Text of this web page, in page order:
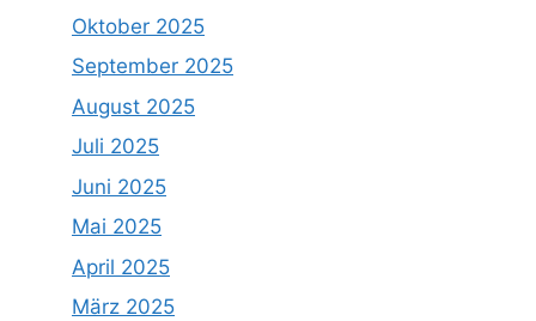
Oktober 2025
September 2025
August 2025
Juli 2025
Juni 2025
Mai 2025
April 2025
März 2025